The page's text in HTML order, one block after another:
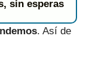
sin esperas
. Así de